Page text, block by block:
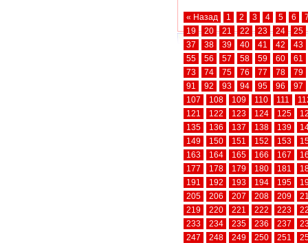
« Назад 1 2 3 4 5 6
19
20 21 22 23 24
25
37
38 39 40 41 42
43
55
56 57 58 59 60
61
73
74 75 76 77 78
79
91
92 93 94 95 96
97
107
108 109 110 111
121
122 123 124 125
135
136 137 138 139
149
150 151 152 153
163
164 165 166 167
177
178 179 180 181
191
192 193 194 195
205
206 207 208 209
219
220 221 222 223
233
234 235 236 237
247
248 249 250 251